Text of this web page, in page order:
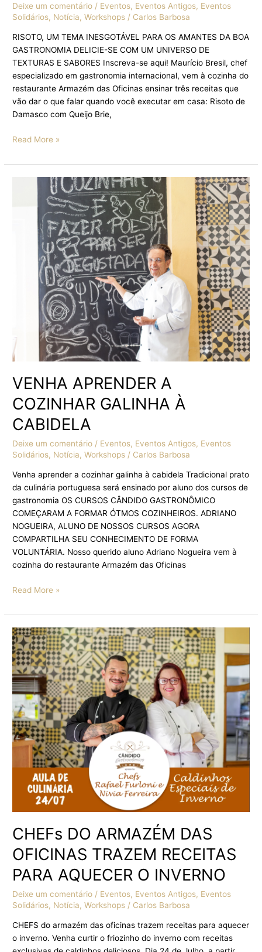
Deixe um comentário / Eventos, Eventos Antigos, Eventos
Solidários, Notícia,Workshops / Carlos Barbosa
RISOTO, UM TEMA INESGOTÁVEL PARA OS AMANTES DA BOA
GASTRONOMIA DELICIE-SE COM UM UNIVERSO DE
TEXTURAS E SABORES Inscreva-se aqui! Maurício Bresil, chef
especializado em gastronomia internacional, vem à cozinha do
restaurante Armazém das Oficinas ensinar três receitas que
vão dar o que falar quando você executar em casa: Risoto de
Damasco com Queijo Brie,
Read More »
VENHA APRENDER A
COZINHAR GALINHA À
CABIDELA
Deixe um comentário / Eventos, Eventos Antigos, Eventos
Solidários, Notícia,Workshops / Carlos Barbosa
Venha aprender a cozinhar galinha à cabidela Tradicional prato
da culinária portuguesa será ensinado por aluno dos cursos de
gastronomia OS CURSOS CÂNDIDO GASTRONÔMICO
COMEÇARAM A FORMAR ÓTMOS COZINHEIROS. ADRIANO
NOGUEIRA, ALUNO DE NOSSOS CURSOS AGORA
COMPARTILHA SEU CONHECIMENTO DE FORMA
VOLUNTÁRIA. Nosso querido aluno Adriano Nogueira vem à
cozinha do restaurante Armazém das Oficinas
APRENDER
COZINHAR
GALINHA
CABIDELA
Read More »
CHEFs DO ARMAZÉM DAS
OFICINAS TRAZEM RECEITAS
PARA AQUECER O INVERNO
Deixe um comentário / Eventos, Eventos Antigos, Eventos
Solidários, Notícia,Workshops / Carlos Barbosa
CHEFS do armazém das oficinas trazem receitas para aquecer
o inverno. Venha curtir o friozinho do inverno com receitas
CHEFs
DO
ARMAZÉM
DAS
OFICINAS
TRAZEM
RECEITAS
PARA
AQUECER
O
INVERNO